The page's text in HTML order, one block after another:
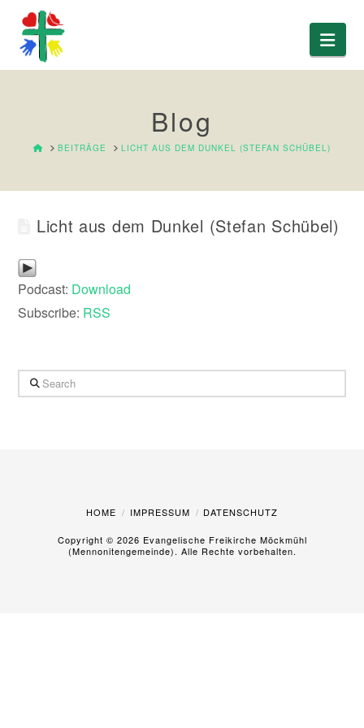
Blog
HOMEBEITRÄGE LICHT AUS DEM DUNKEL (STEFAN SCHÜBEL)
Licht aus dem Dunkel (Stefan Schübel)
Podcast: Download
Subscribe: RSS
Search
HOME IMPRESSUM DATENSCHUTZ
Copyright © 2026 Evangelische Freikirche Möckmühl
(Mennonitengemeinde). Alle Rechte vorbehalten.